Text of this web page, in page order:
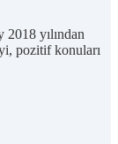
yılından
pozitif konuları